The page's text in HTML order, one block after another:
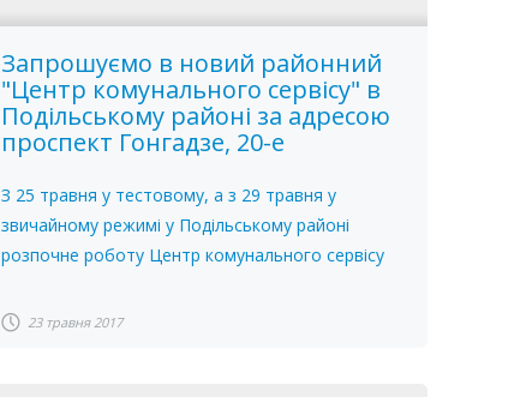
Запрошуємо в новий районний
"Центр комунального сервісу" в
Подільському районі за адресою
проспект Гонгадзе, 20-е
З 25 травня у тестовому, а з 29 травня у
звичайному режимі у Подільському районі
розпочне роботу Центр комунального сервісу
23 травня 2017